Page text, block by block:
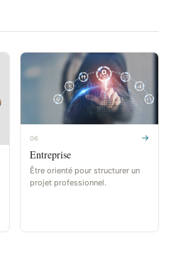
06 →
Entreprise
Être orienté pour structurer un
projet professionnel.